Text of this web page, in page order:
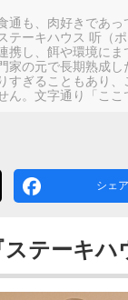
通も、肉好きであ
テーキハウス 听（
携し、餌や環境に
家の元で長期熟成
すぎることもあり
ん。文字通り「ここ
シェア
テーキハ